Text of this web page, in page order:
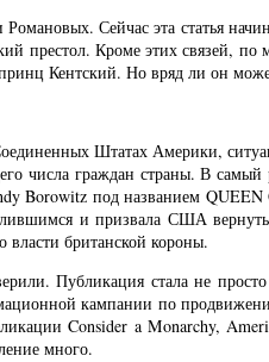
Сейчас эта статья
престол. Кроме этих связей,
Кентский. Но вряд ли он
Штатах Америки,
числа граждан страны. В
Borowitz под названием
и призвала США
власти британской короны.
Публикация стала не
кампании по
Consider a Monarchy,
много.